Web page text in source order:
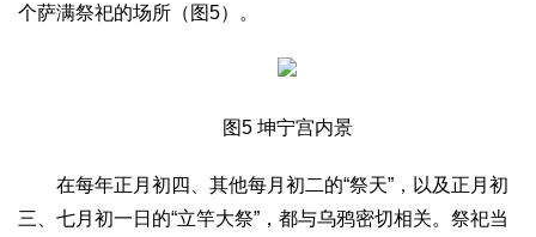
个萨满祭祀的场所（图5）。
图5 坤宁宫内景
在每年正月初四、其他每月初二的“祭天”，以及正月初
三、七月初一日的“立竿大祭”，都与乌鸦密切相关。祭祀当